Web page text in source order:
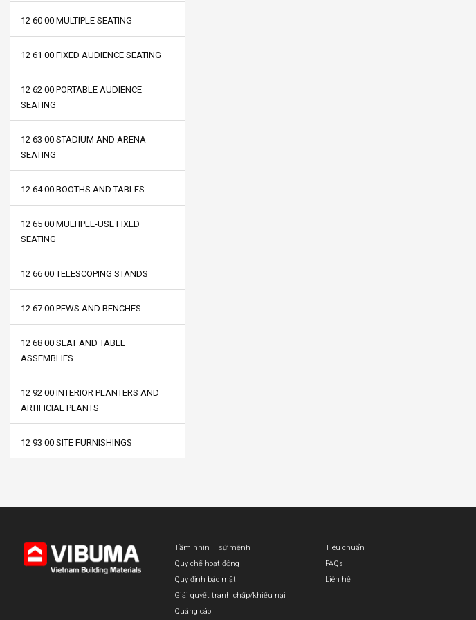
12 60 00 MULTIPLE SEATING
12 61 00 FIXED AUDIENCE SEATING
12 62 00 PORTABLE AUDIENCE
SEATING
12 63 00 STADIUM AND ARENA
SEATING
12 64 00 BOOTHS AND TABLES
12 65 00 MULTIPLE-USE FIXED
SEATING
12 66 00 TELESCOPING STANDS
12 67 00 PEWS AND BENCHES
12 68 00 SEAT AND TABLE
ASSEMBLIES
12 92 00 INTERIOR PLANTERS AND
ARTIFICIAL PLANTS
12 93 00 SITE FURNISHINGS
Tầm nhìn – sứ mệnh
Quy chế hoạt động
Quy định bảo mật
Giải quyết tranh chấp/khiếu nại
Quảng cáo
Tiêu chuẩn
FAQs
Liên hệ